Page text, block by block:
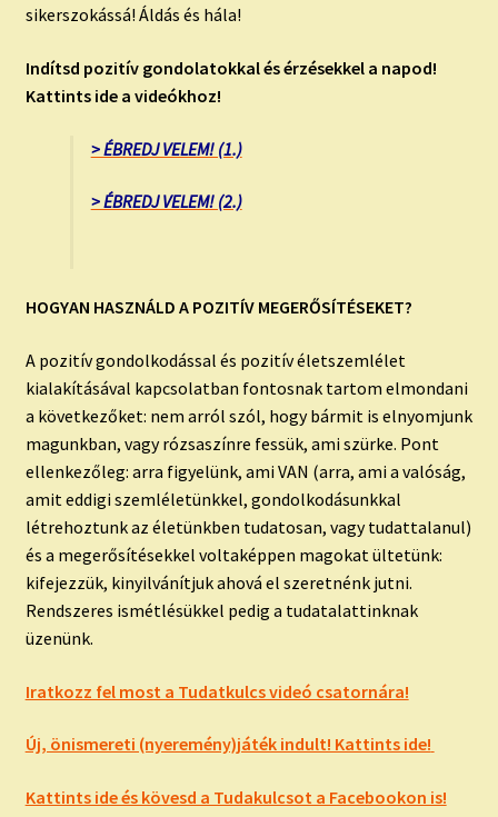
sikerszokássá! Áldás és hála!
Indítsd pozitív gondolatokkal és érzésekkel a napod!
Kattints ide a videókhoz!
> ÉBREDJ VELEM! (1.)
> ÉBREDJ VELEM! (2.)
HOGYAN HASZNÁLD A POZITÍV MEGERŐSÍTÉSEKET?
A pozitív gondolkodással és pozitív életszemlélet
kialakításával kapcsolatban fontosnak tartom elmondani
a következőket: nem arról szól, hogy bármit is elnyomjunk
magunkban, vagy rózsaszínre fessük, ami szürke. Pont
ellenkezőleg: arra figyelünk, ami VAN (arra, ami a valóság,
amit eddigi szemléletünkkel, gondolkodásunkkal
létrehoztunk az életünkben tudatosan, vagy tudattalanul)
és a megerősítésekkel voltaképpen magokat ültetünk:
kifejezzük, kinyilvánítjuk ahová el szeretnénk jutni.
Rendszeres ismétlésükkel pedig a tudatalattinknak
üzenünk.
Iratkozz fel most a Tudatkulcs videó csatornára!
Új, önismereti (nyeremény)játék indult! Kattints ide!
Kattints ide és kövesd a Tudakulcsot a Facebookon is!